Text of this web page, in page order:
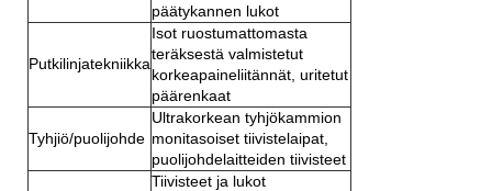
päätykannen lukot
Putkilinjatekniikka
Isot ruostumattomasta
teräksestä valmistetut
korkeapaineliitännät, uritetut
päärenkaat
Tyhjiö/puolijohde
Ultrakorkean tyhjökammion
monitasoiset tiivistelaipat,
puolijohdelaitteiden tiivisteet
Tiivisteet ja lukot